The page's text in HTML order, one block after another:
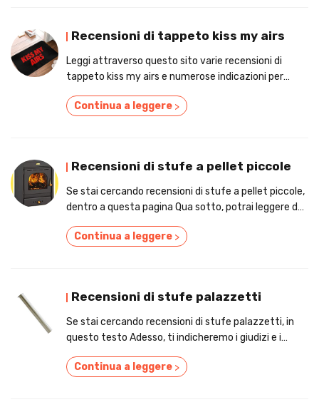
Recensioni di tappeto kiss my airs
Leggi attraverso questo sito varie recensioni di
tappeto kiss my airs e numerose indicazioni per
Continua a leggere >
Recensioni di stufe a pellet piccole
Se stai cercando recensioni di stufe a pellet piccole,
dentro a questa pagina Qua sotto, potrai leggere dei
Continua a leggere >
Recensioni di stufe palazzetti
Se stai cercando recensioni di stufe palazzetti, in
questo testo Adesso, ti indicheremo i giudizi e i
Continua a leggere >